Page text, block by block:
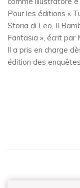
Pour les éditions «
Storia di Leo, Il
Fantasia », écrit par
Il a pris en charge
édition des